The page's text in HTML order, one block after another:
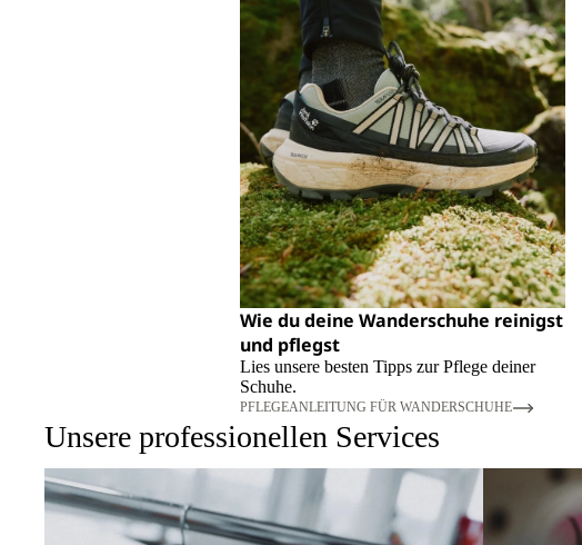
Wie du deine Wanderschuhe reinigst
und pflegst
Lies unsere besten Tipps zur Pflege deiner
Schuhe.
PFLEGEANLEITUNG FÜR WANDERSCHUHE
Unsere professionellen Services